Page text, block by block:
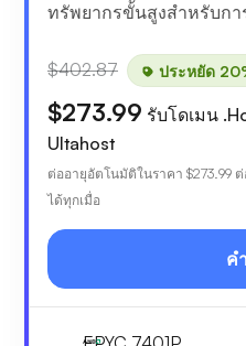
ทรัพยากรขั้นสูงสำหรับกา
$402.87 ประหยัด
$273.99 รับโดเมน
Ultahost
ต่ออายุอัตโนมัติในราคา $273.99 ต่
ได้ทุกเมื่อ
ค